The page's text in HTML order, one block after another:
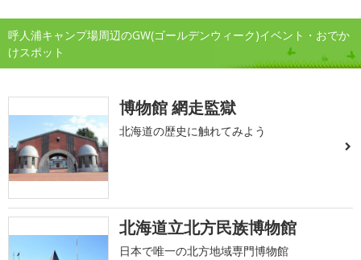
呼人浦キャンプ場周辺のGW(ゴールデンウィーク)イベント・おでか
けスポット
博物館 網走監獄
北海道の歴史に触れてみよう
北海道立北方民族博物館
日本で唯一の北方地域専門博物館